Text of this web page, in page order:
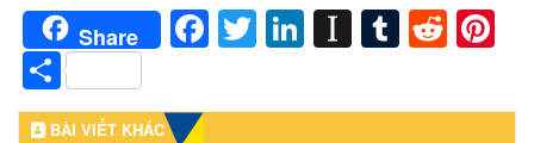
Share Facebook
Twitter
LinkedIn
Instapaper
Tumblr
Share
BÀI VIẾT KHÁC